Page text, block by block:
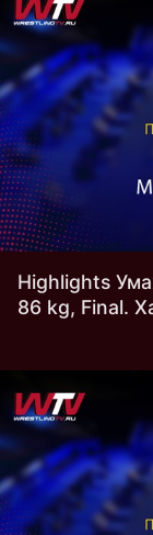
Highlights
86 kg, Final.